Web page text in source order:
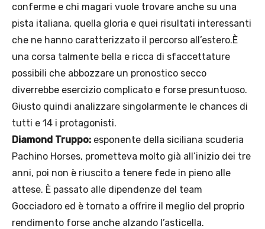
conferme e chi magari vuole trovare anche su una
pista italiana, quella gloria e quei risultati interessanti
che ne hanno caratterizzato il percorso all’estero.È
una corsa talmente bella e ricca di sfaccettature
possibili che abbozzare un pronostico secco
diverrebbe esercizio complicato e forse presuntuoso.
Giusto quindi analizzare singolarmente le chances di
tutti e 14 i protagonisti.
Diamond Truppo: esponente della siciliana scuderia
Pachino Horses, prometteva molto già all’inizio dei tre
anni, poi non è riuscito a tenere fede in pieno alle
attese. È passato alle dipendenze del team
Gocciadoro ed è tornato a offrire il meglio del proprio
rendimento forse anche alzando l’asticella.